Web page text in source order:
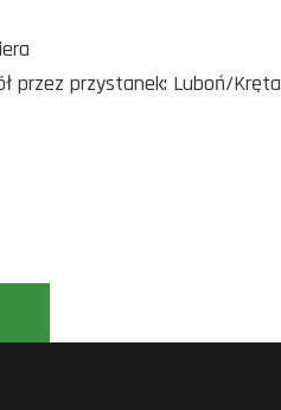
przez przystanek: Luboń/Kręta